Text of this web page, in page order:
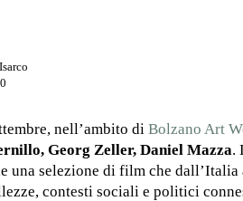
nell’ambito di Bolzano Art
Georg Zeller, Daniel Mazza.
una selezione di film che dall’Italia
contesti sociali e politici